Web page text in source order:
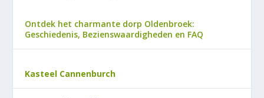
Ontdek het charmante dorp Oldenbroek:
Geschiedenis, Bezienswaardigheden en FAQ
Kasteel Cannenburch